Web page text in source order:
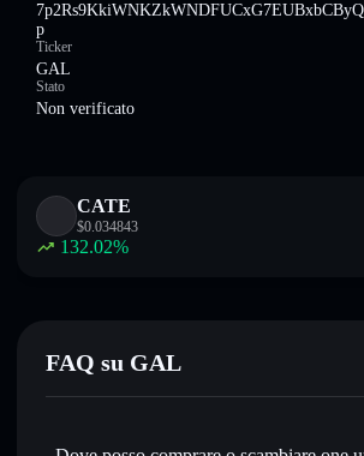
p
Ticker
GAL
Stato
Non verificato
CATE
$0.034843
132.02%
FAQ su GAL